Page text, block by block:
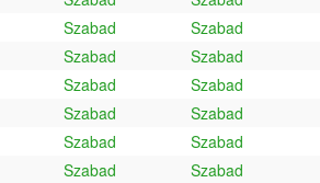
Szabad Szabad
Szabad Szabad
Szabad Szabad
Szabad Szabad
Szabad Szabad
Szabad Szabad